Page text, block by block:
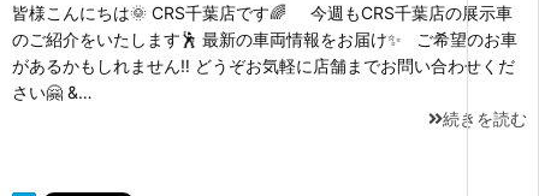
皆様こんにちは🌞 CRS千葉店です🌈 今週もCRS千葉店の展示車
のご紹介をいたします🕺 最新の車両情報をお届け✨ ご希望のお車
があるかもしれません‼ どうぞお気軽に店舗までお問い合わせくだ
さい🤗 &…
続きを読む